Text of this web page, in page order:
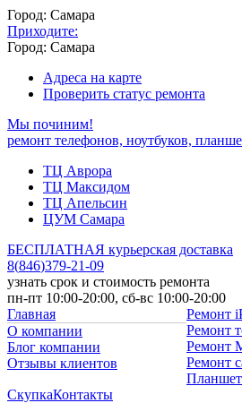
Город: Самара
Приходите:
Город: Самара
Адреса на карте
Проверить статус ремонта
Мы починим!
ремонт телефонов, ноутбуков,
ТЦ Аврора
ТЦ Максидом
ТЦ Апельсин
ЦУМ Самара
БЕСПЛАТНАЯ курьерская доставка
8(846)379-21-09
узнать срок и стоимость ремонта
пн-пт 10:00-20:00, сб-вс 10:00-20:00
Главная
О компании
Блог компании
Отзывы клиентов
Ремонт
Ремонт
Ремонт
Ремонт
СкупкаКонтакты